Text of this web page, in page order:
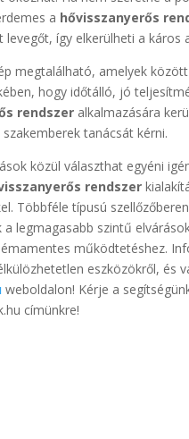
a hővisszanyerős
így elkerülheti a káros
megtalálható, amelyek
hogy időtálló, jó
rendszer alkalmazására
tanácsát kérni.
közül választhat egyéni
rendszer
Többféle típusú
legmagasabb szintű
működtetéshez.
eszközökről, és
weboldalon! Kérje a
címünkre!